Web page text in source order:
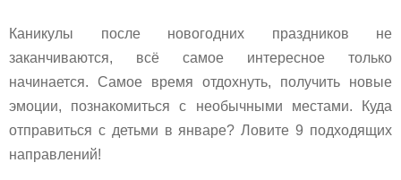
Каникулы после новогодних праздников не
заканчиваются, всё самое интересное только
начинается. Самое время отдохнуть, получить новые
эмоции, познакомиться с необычными местами. Куда
отправиться с детьми в январе? Ловите 9 подходящих
направлений!